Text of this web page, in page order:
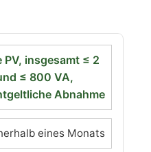
PV, insgesamt ≤ 2
≤ 800 VA,
Abnahme
eines Monats